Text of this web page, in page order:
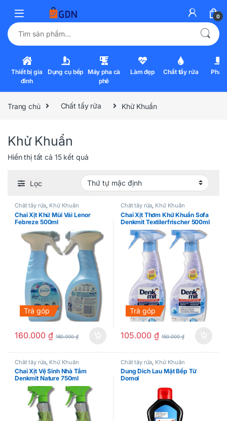
0
Tìm kiếm:
Thiết bị gia
đình
Dụng cụ bếp Máy pha cà
phê
Làm đẹp Chất tẩy rửa Pha
Trang chủ Chất tẩy rửa Khử Khuẩn
Khử Khuẩn
Hiển thị tất cả 15 kết quả
Lọc
Chất tẩy rửa, Khử Khuẩn
Chai Xịt Khử Mùi Vải Lenor
Febreze 500ml
Trả góp
160.000 ₫ 180.000₫
Chất tẩy rửa, Khử Khuẩn
Chai Xịt Thơm Khử Khuẩn Sofa
Denkmit Textilerfrischer 500ml
Trả góp
105.000 ₫ 150.000₫
Chất tẩy rửa, Khử Khuẩn
Chai Xịt Vệ Sinh Nhà Tắm
Denkmit Nature 750ml
Chất tẩy rửa, Khử Khuẩn
Dung Dich Lau Mặt Bếp Từ
Domol